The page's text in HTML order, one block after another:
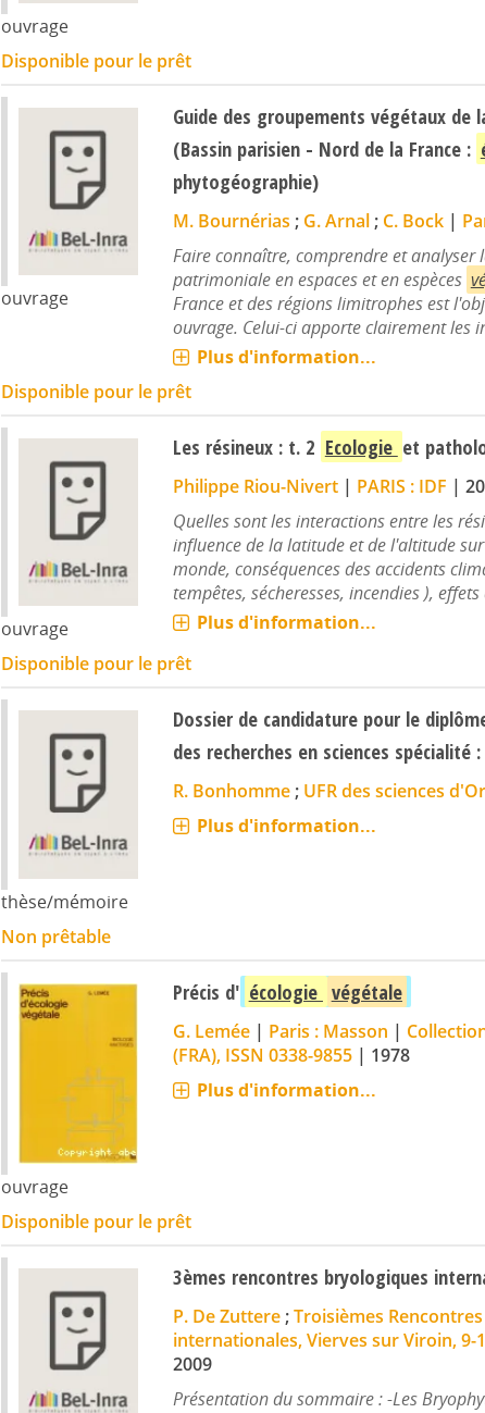
ouvrage
Disponible pour le prêt
ouvrage
Guide des groupements végétaux de
(Bassin parisien - Nord de la France :
phytogéographie)
M. Bournérias ; G. Arnal; C. Bock |
Faire connaître, comprendre et analyser
patrimoniale en espaces et en espèces
France et des régions limitrophes est
ouvrage. Celui-ci apporte clairement les
Plus d'information...
Disponible pour le prêt
ouvrage
Les résineux : t. 2 Ecologie et
Philippe Riou-Nivert | PARIS : IDF |
Quelles sont les interactions entre les
influence de la latitude et de l'altitude
monde, conséquences des accidents
tempêtes, sécheresses, incendies ),
Plus d'information...
Disponible pour le prêt
thèse/mémoire
Dossier de candidature pour le
des recherches en sciences spécialité :
R. Bonhomme; UFR des sciences
Plus d'information...
Non prêtable
ouvrage
Précis d' écologie végétale
G. Lemée | Paris : Masson |
(FRA), ISSN 0338-9855| 1978
Plus d'information...
Disponible pour le prêt
3èmes rencontres bryologiques
P. De Zuttere;Troisièmes
internationales, Vierves sur Viroin, 9-
2009
Présentation du sommaire : -Les